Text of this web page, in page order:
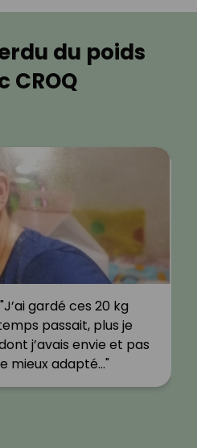
du poids
CROQ
gardé ces 20 kg
passait, plus je
j’avais envie et pas
mieux adapté…"